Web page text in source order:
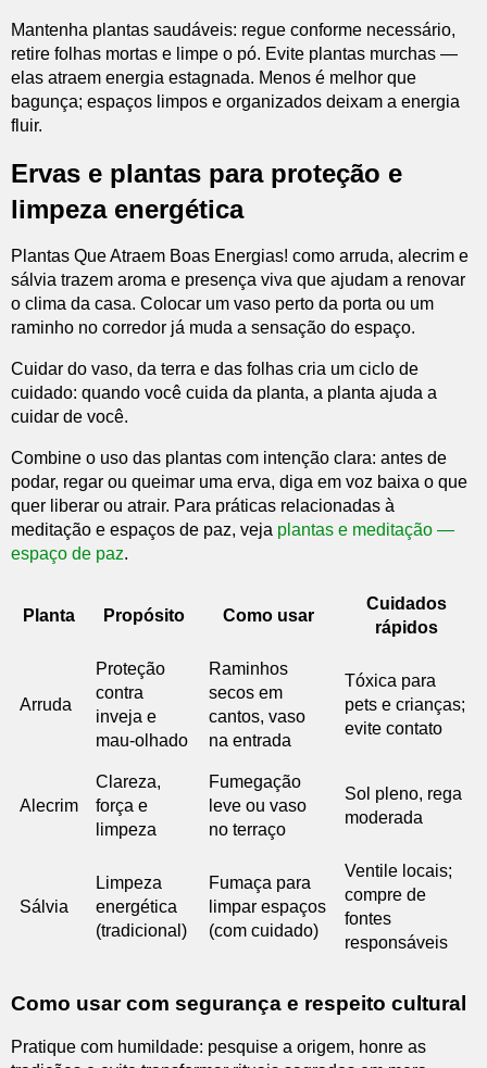
Mantenha plantas saudáveis: regue conforme necessário,
retire folhas mortas e limpe o pó. Evite plantas murchas —
elas atraem energia estagnada. Menos é melhor que
bagunça; espaços limpos e organizados deixam a energia
fluir.
Ervas e plantas para proteção e
limpeza energética
Plantas Que Atraem Boas Energias! como arruda, alecrim e
sálvia trazem aroma e presença viva que ajudam a renovar
o clima da casa. Colocar um vaso perto da porta ou um
raminho no corredor já muda a sensação do espaço.
Cuidar do vaso, da terra e das folhas cria um ciclo de
cuidado: quando você cuida da planta, a planta ajuda a
cuidar de você.
Combine o uso das plantas com intenção clara: antes de
podar, regar ou queimar uma erva, diga em voz baixa o que
quer liberar ou atrair. Para práticas relacionadas à
meditação e espaços de paz, veja plantas e meditação —
espaço de paz.
Planta Propósito Como usar
Cuidados
rápidos
Arruda
Proteção
contra
inveja e
mau-olhado
Raminhos
secos em
cantos, vaso
na entrada
Tóxica para
pets e crianças;
evite contato
Alecrim
Clareza,
força e
limpeza
Fumegação
leve ou vaso
no terraço
Sol pleno, rega
moderada
Sálvia
Limpeza
energética
(tradicional)
Fumaça para
limpar espaços
(com cuidado)
Ventile locais;
compre de
fontes
responsáveis
Como usar com segurança e respeito cultural
Pratique com humildade: pesquise a origem, honre as